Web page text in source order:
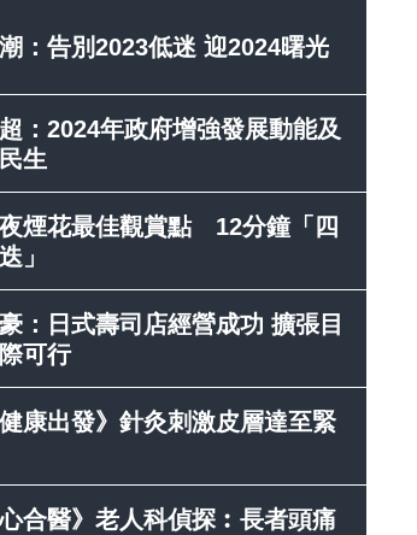
：告別2023低迷 迎2024曙光
：2024年政府增強發展動能及
生
煙花最佳觀賞點 12分鐘「四
」
：日式壽司店經營成功 擴張目
可行
健康出發》針灸刺激皮層達至緊
心合醫》老人科偵探︰長者頭痛